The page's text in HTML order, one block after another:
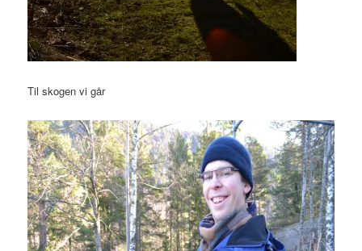
Til skogen vi går